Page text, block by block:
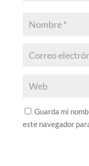
Guarda mi
este navegador